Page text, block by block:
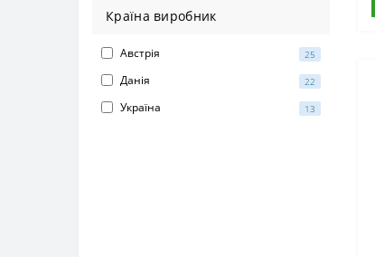
Країна виробник
Австрія 25
Данія 22
Україна 13